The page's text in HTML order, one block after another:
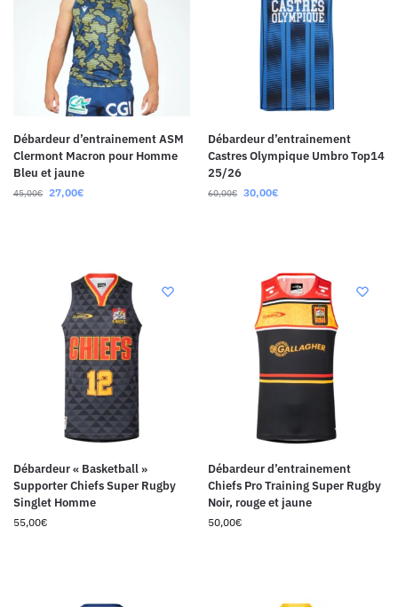
Débardeur d’entrainement ASM
Clermont Macron pour Homme
Bleu et jaune
45,00€ 27,00€
Débardeur d’entrainement
Castres Olympique Umbro Top14
25/26
60,00€ 30,00€
Débardeur « Basketball »
Supporter Chiefs Super Rugby
Singlet Homme
55,00€
Débardeur d’entrainement
Chiefs Pro Training Super Rugby
Noir, rouge et jaune
50,00€